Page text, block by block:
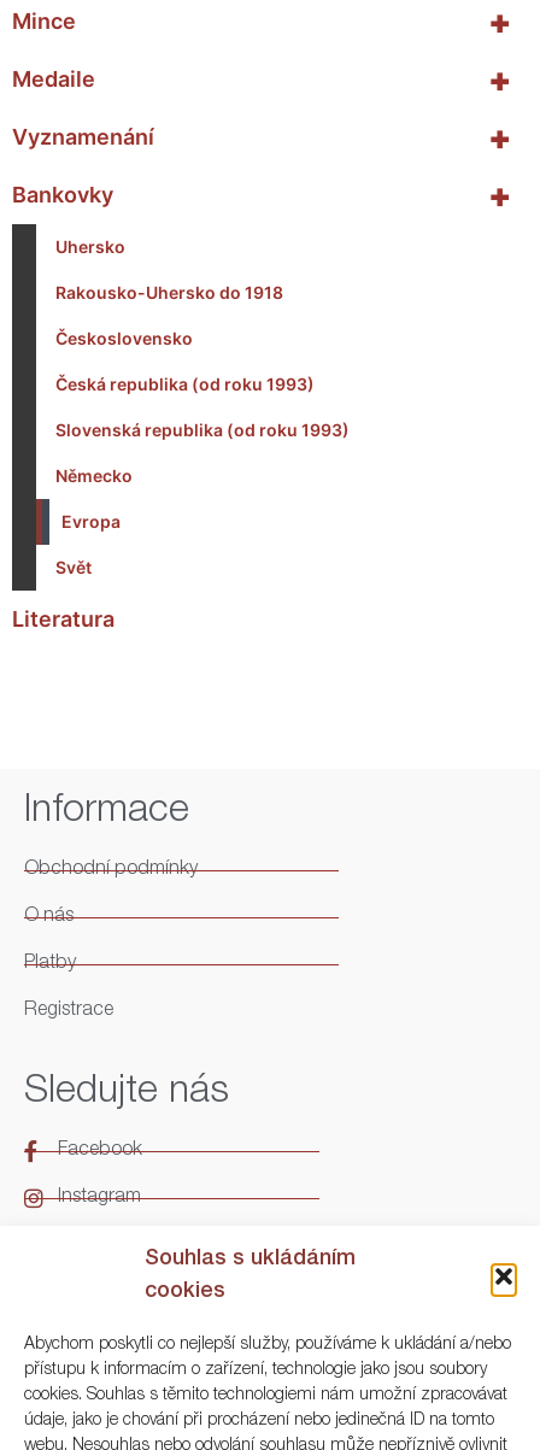
Souhlas s ukládáním
cookies
Abychom poskytli co nejlepší služby, používáme k ukládání a/nebo
přístupu k informacím o zařízení, technologie jako jsou soubory
cookies. Souhlas s těmito technologiemi nám umožní zpracovávat
údaje, jako je chování při procházení nebo jedinečná ID na tomto
webu. Nesouhlas nebo odvolání souhlasu může nepříznivě ovlivnit
+
Mince
+
Medaile
+
Vyznamenání
+
Bankovky
Uhersko
Rakousko-Uhersko do 1918
Československo
Česká republika (od roku 1993)
Slovenská republika (od roku 1993)
Německo
Evropa
Svět
Literatura
Informace
Obchodní podmínky
O nás
Platby
Registrace
Sledujte nás
Facebook
Instagram
Kontakt
ARGO Numismatika
Korunní 83, Praha 3